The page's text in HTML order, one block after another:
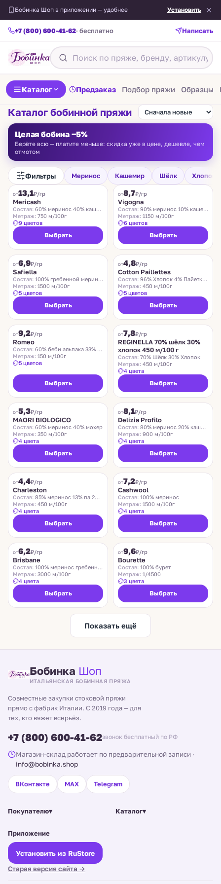
Бобинка Шоп в приложении — удобнее Установить
+7 (800) 600-41-62· бесплатно Написать
Каталог Предзаказ Подбор пряжи Образцы
Каталог бобинной пряжи
Целая бобина −5%
Берёте всю — платите меньше: скидка уже в цене, дешевле, чем
отмотом
Фильтры Меринос Кашемир Шёлк Хлопок
FILAMORE
от13,1₽/гр
Mericash
Состав: 60% меринос 40% кашемир
Метраж: 750 м/100г
9 цветов
Выбрать
VIGOGNA
от8,7₽/гр
Vigogna
Состав: 90% меринос 10% кашемир
Метраж: 1150 м/100г
6 цветов
Выбрать
от6,9₽/гр
Safiella
Состав: 100% гребенной меринос
Метраж: 1500 м/100г
5 цветов
Выбрать
от4,8₽/гр
Cotton Paillettes
Состав: 96% Хлопок 4% Пайетки Полиэстер
Метраж: 450 м/100г
5 цветов
Выбрать
от9,2₽/гр
Romeo
Состав: 60% беби альпака 33% меринос 7% нейлон
Метраж: 150 м/100г
5 цветов
Выбрать
от7,8₽/гр
REGINELLA 70% шёлк 30%
хлопок 450 м/100 г
Состав: 70% Шёлк 30% Хлопок
Метраж: 450 м/100г
4 цвета
Выбрать
от5,3₽/гр
MAORI BIOLOGICO
Состав: 60% меринос 40% мохер
Метраж: 350 м/100г
4 цвета
Выбрать
от8,1₽/гр
Delizia Profilo
Состав: 80% меринос 20% кашемир
Метраж: 900 м/100г
4 цвета
Выбрать
от4,4₽/гр
Charleston
Состав: 85% меринос 13% па 2% эластан
Метраж: 450 м/100г
4 цвета
Выбрать
от7,2₽/гр
Cashwool
Состав: 100% меринос
Метраж: 1500 м/100г
4 цвета
Выбрать
от6,2₽/гр
Brisbane
Состав: 100% меринос гребенной
Метраж: 3000 м/100г
4 цвета
Выбрать
Хит
от9,6₽/гр
Bourette
Состав: 100% бурет
Метраж: 1/4500
3 цвета
Выбрать
Показать ещё
Бобинка Шоп
ИТАЛЬЯНСКАЯ БОБИННАЯ ПРЯЖА
Совместные закупки стоковой пряжи
прямо с фабрик Италии. С 2019 года — для
тех, кто вяжет всерьёз.
+7 (800) 600-41-62звонок бесплатный по РФ
Магазин-склад работает по предварительной записи ·
info@bobinka.shop
ВКонтакте MAX Telegram
Покупателю▾ Каталог▾
Приложение
Установить из RuStore
Старая версия сайта →